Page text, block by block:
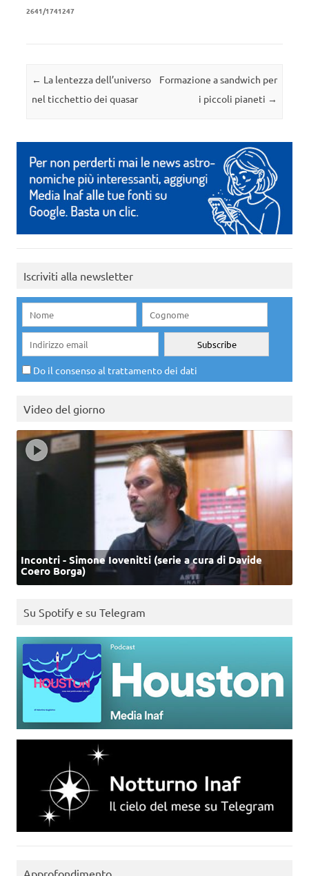
2641/1741247
Navigazione articolo
← La lentezza dell’universo
nel ticchettio dei quasar
Formazione a sandwich per
i piccoli pianeti →
Iscriviti alla newsletter
Do il consenso al trattamento dei dati
Video del giorno
Incontri - Simone Iovenitti (serie a cura di Davide
Coero Borga)
Su Spotify e su Telegram